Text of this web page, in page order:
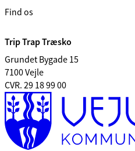
Find os
Trip Trap Træsko
Grundet Bygade 15
7100 Vejle
CVR. 29 18 99 00